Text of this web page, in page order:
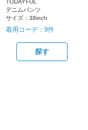
デニムパンツ
サイズ： 38inch
着用コーデ： 9件
探す